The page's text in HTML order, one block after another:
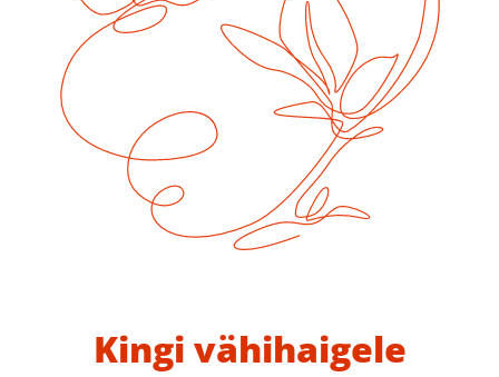
Kingi vähihaigele